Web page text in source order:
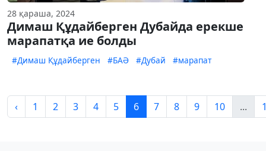
28 қараша, 2024
Димаш Құдайберген Дубайда ерекше
марапатқа ие болды
#Димаш Құдайберген #БАӘ #Дубай #марапат
‹ 1 2 3 4 5 6 7 8 9 10 ...